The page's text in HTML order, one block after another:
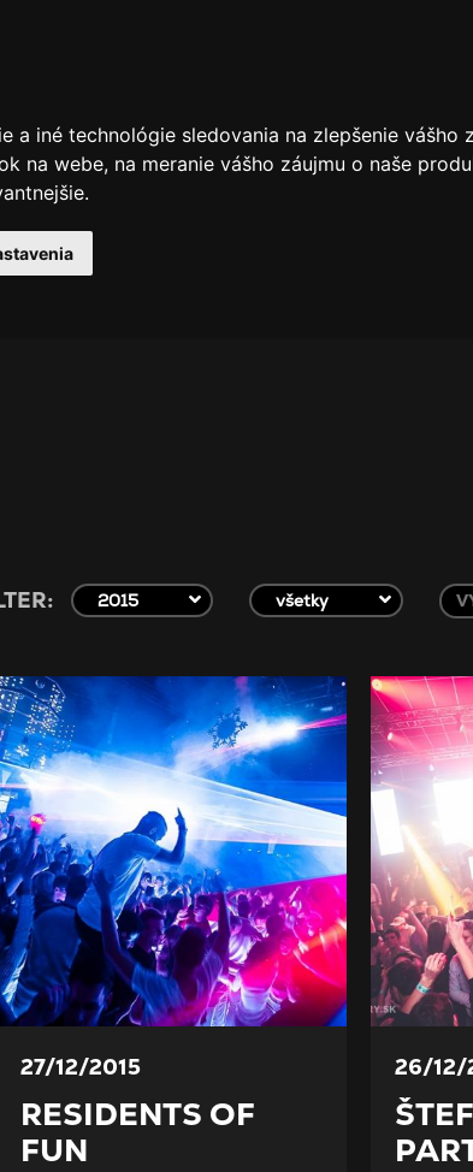
iné technológie sledovania na zlepšenie vášho
na webe, na meranie vášho záujmu o naše
.
2015 všetky
27/12/2015
RESIDENTS OF
FUN
26/12/